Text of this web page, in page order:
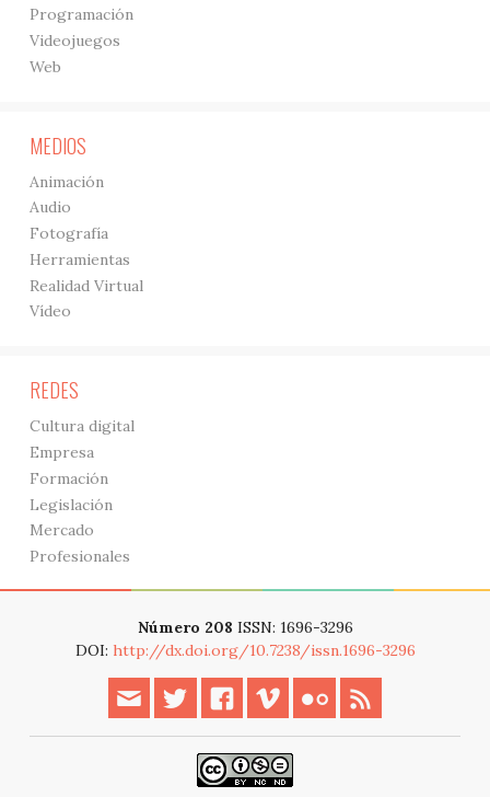
Programación
Videojuegos
Web
MEDIOS
Animación
Audio
Fotografía
Herramientas
Realidad Virtual
Vídeo
REDES
Cultura digital
Empresa
Formación
Legislación
Mercado
Profesionales
Número 208 ISSN: 1696-3296
DOI: http://dx.doi.org/10.7238/issn.1696-3296